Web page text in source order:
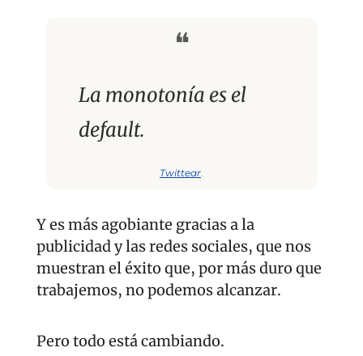
❝
La monotonía es el
default.
Twittear
Y es más agobiante gracias a la
publicidad y las redes sociales, que nos
muestran el éxito que, por más duro que
trabajemos, no podemos alcanzar.
Pero todo está cambiando.